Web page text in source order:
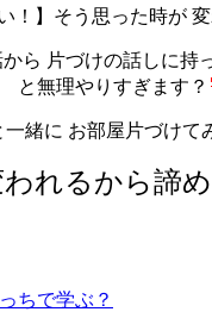
！】そう思った時が
ら 片づけの話しに持
と無理やりすぎます？
一緒に お部屋片づけて
れるから諦
ちで学ぶ？